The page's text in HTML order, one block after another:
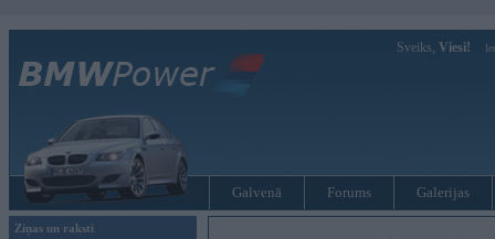
Sveiks, Viesi!
Galvenā Forums Galerijas
Ziņas un raksti